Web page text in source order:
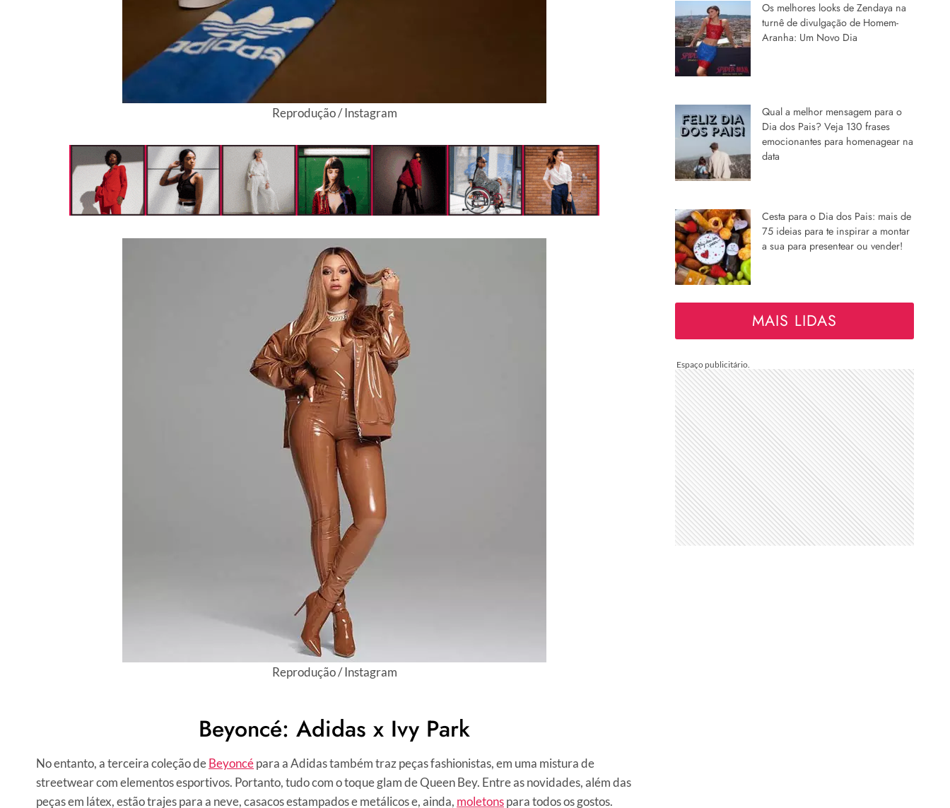
Reprodução / Instagram
Reprodução / Instagram
Beyoncé: Adidas x Ivy Park
No entanto, a terceira coleção deBeyoncépara a Adidas também traz peças fashionistas, em uma mistura de
streetwear com elementos esportivos. Portanto, tudo com o toque glam de Queen Bey. Entre as novidades, além das
peças em látex, estão trajes para a neve, casacos estampados e metálicos e, ainda, moletonspara todos os gostos.
Os melhores looks de Zendaya na
turnê de divulgação de Homem-
Aranha: Um Novo Dia
Qual a melhor mensagem para o
Dia dos Pais? Veja 130 frases
emocionantes para homenagear na
data
Cesta para o Dia dos Pais: mais de
75 ideias para te inspirar a montar
a sua para presentear ou vender!
MAIS LIDAS